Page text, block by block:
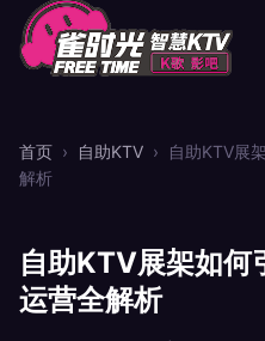
首页 › 自助KTV ›
自助KTV展
解析
自助KTV展架如何
运营全解析